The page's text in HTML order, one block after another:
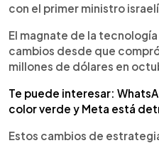
con el primer ministro
El magnate de la
cambios desde que
millones de dólares en
Te puede interesar:
color verde y Meta está
Estos cambios de